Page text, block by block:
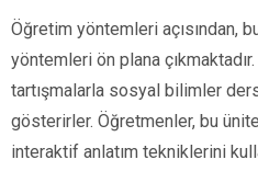
Öğretim yöntemleri açısından,
yöntemleri ön plana
tartışmalarla sosyal bilimler
gösterirler. Öğretmenler, bu
interaktif anlatım tekniklerini